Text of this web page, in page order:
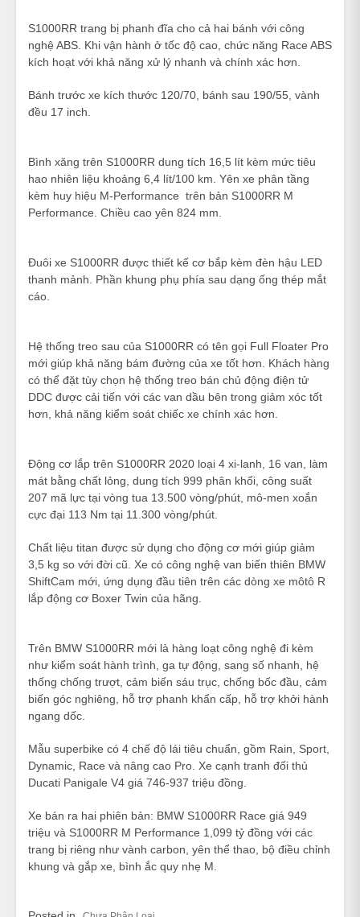
S1000RR trang bị phanh đĩa cho cả hai bánh với công
nghệ ABS. Khi vận hành ở tốc độ cao, chức năng Race ABS
kích hoạt với khả năng xử lý nhanh và chính xác hơn.
Bánh trước xe kích thước 120/70, bánh sau 190/55, vành
đều 17 inch.
Bình xăng trên S1000RR dung tích 16,5 lít kèm mức tiêu
hao nhiên liệu khoảng 6,4 lít/100 km. Yên xe phân tầng
kèm huy hiệu M-Performance trên bản S1000RR M
Performance. Chiều cao yên 824 mm.
Đuôi xe S1000RR được thiết kế cơ bắp kèm đèn hậu LED
thanh mảnh. Phần khung phụ phía sau dạng ống thép mắt
cáo.
Hệ thống treo sau của S1000RR có tên gọi Full Floater Pro
mới giúp khả năng bám đường của xe tốt hơn. Khách hàng
có thể đặt tùy chọn hệ thống treo bán chủ động điện tử
DDC được cải tiến với các van dầu bên trong giảm xóc tốt
hơn, khả năng kiểm soát chiếc xe chính xác hơn.
Động cơ lắp trên S1000RR 2020 loại 4 xi-lanh, 16 van, làm
mát bằng chất lỏng, dung tích 999 phân khối, công suất
207 mã lực tại vòng tua 13.500 vòng/phút, mô-men xoắn
cực đại 113 Nm tại 11.300 vòng/phút.
Chất liệu titan được sử dụng cho động cơ mới giúp giảm
3,5 kg so với đời cũ. Xe có công nghệ van biến thiên BMW
ShiftCam mới, ứng dụng đầu tiên trên các dòng xe môtô R
lắp động cơ Boxer Twin của hãng.
Trên BMW S1000RR mới là hàng loạt công nghệ đi kèm
như kiểm soát hành trình, ga tự động, sang số nhanh, hệ
thống chống trượt, cảm biến sáu trục, chống bốc đầu, cảm
biến góc nghiêng, hỗ trợ phanh khẩn cấp, hỗ trợ khởi hành
ngang dốc.
Mẫu superbike có 4 chế độ lái tiêu chuẩn, gồm Rain, Sport,
Dynamic, Race và nâng cao Pro. Xe cạnh tranh đối thủ
Ducati Panigale V4 giá 746-937 triệu đồng.
Xe bán ra hai phiên bản: BMW S1000RR Race giá 949
triệu và S1000RR M Performance 1,099 tỷ đồng với các
trang bị riêng như vành carbon, yên thể thao, bộ điều chỉnh
khung và gắp xe, bình ắc quy nhẹ M.